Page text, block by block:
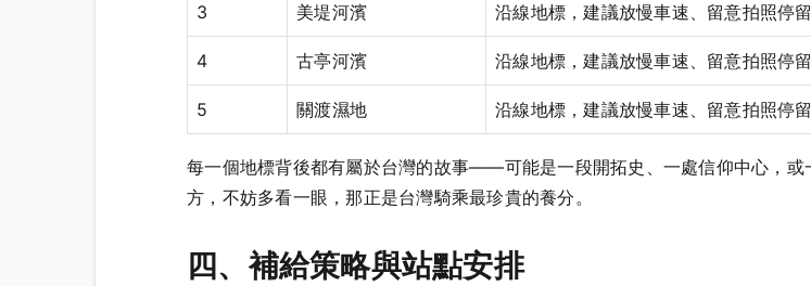
3 美堤河濱 沿線地標，建議放慢車速、留意拍照停
4 古亭河濱 沿線地標，建議放慢車速、留意拍照停
5 關渡濕地 沿線地標，建議放慢車速、留意拍照停
每一個地標背後都有屬於台灣的故事——可能是一段開拓史、一處信仰中心，
方，不妨多看一眼，那正是台灣騎乘最珍貴的養分。
四、補給策略與站點安排